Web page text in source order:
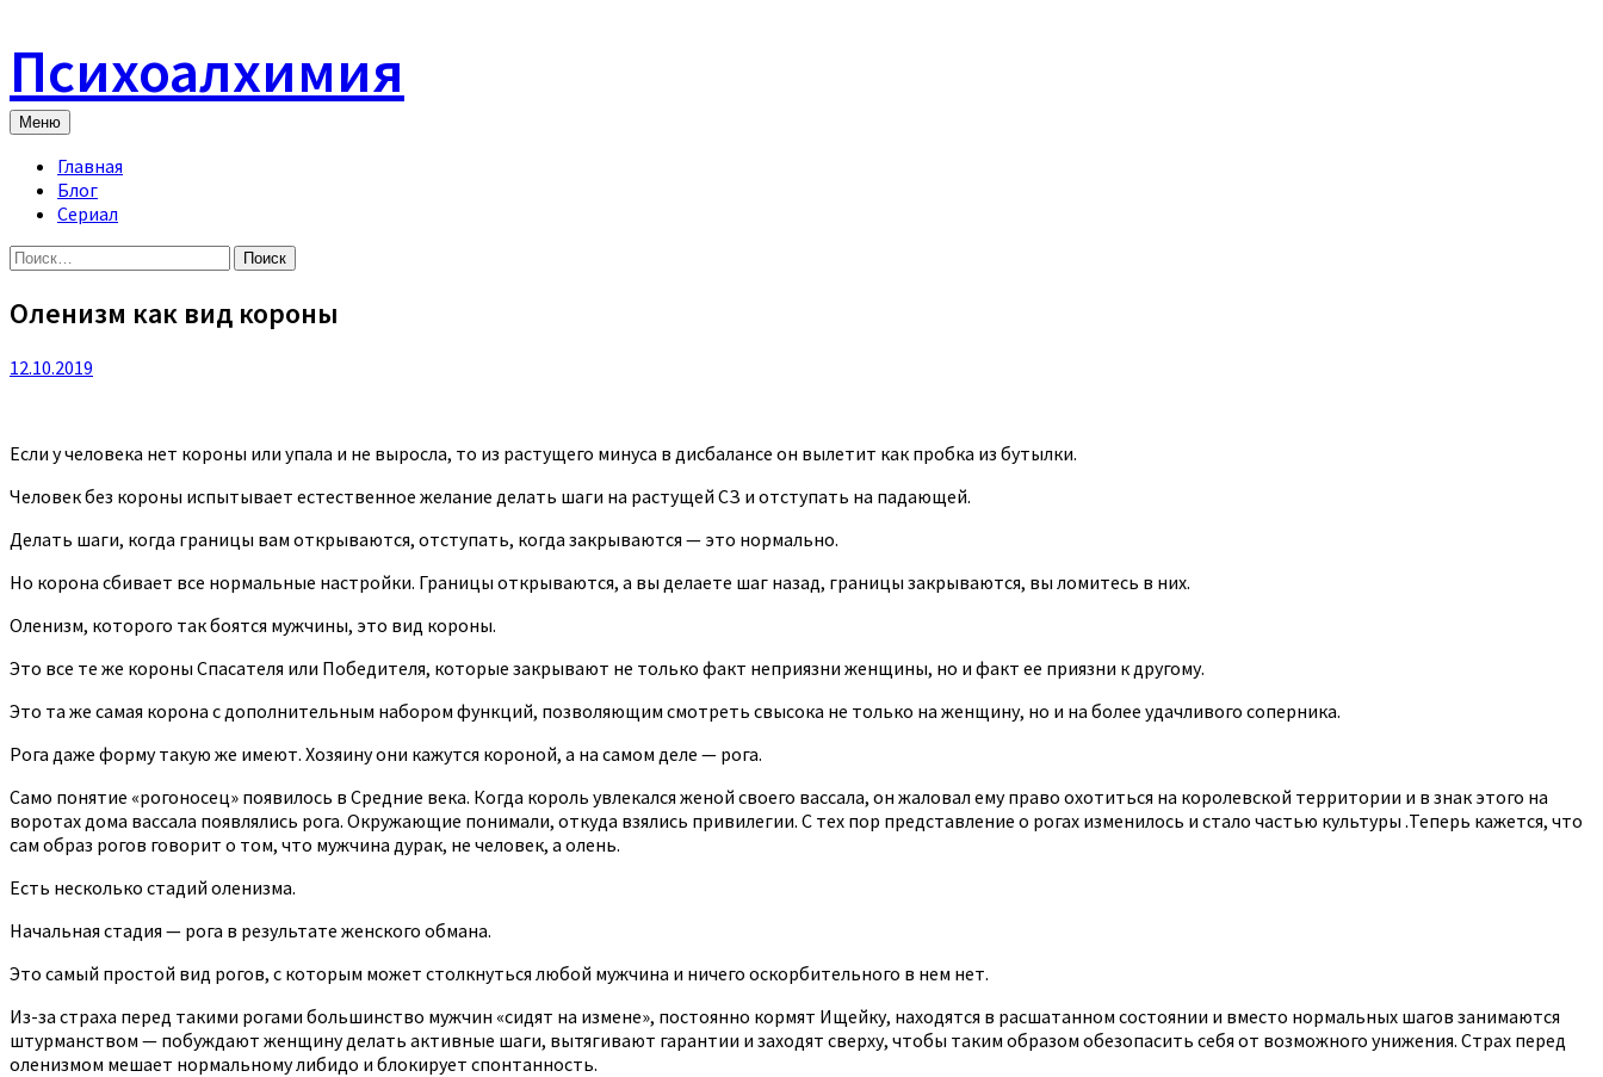
content
Психоалхимия
Меню
Главная
Блог
Сериал
Найти:
Оленизм как вид короны
12.10.2019
Если у человека нет короны или упала и не выросла, то из растущего минуса в дисбалансе он вылетит как пробка из бутылки.
Человек без короны испытывает естественное желание делать шаги на растущей СЗ и отступать на падающей.
Делать шаги, когда границы вам открываются, отступать, когда закрываются — это нормально.
Но корона сбивает все нормальные настройки. Границы открываются, а вы делаете шаг назад, границы закрываются, вы ломитесь в них.
Оленизм, которого так боятся мужчины, это вид короны.
Это все те же короны Спасателя или Победителя, которые закрывают не только факт неприязни женщины, но и факт ее приязни к другому.
Это та же самая корона с дополнительным набором функций, позволяющим смотреть свысока не только на женщину, но и на более удачливого соперника.
Рога даже форму такую же имеют. Хозяину они кажутся короной, а на самом деле — рога.
Само понятие «рогоносец» появилось в Средние века. Когда король увлекался женой своего вассала, он жаловал ему право охотиться на королевской территории и в знак этого на
воротах дома вассала появлялись рога. Окружающие понимали, откуда взялись привилегии. С тех пор представление о рогах изменилось и стало частью культуры .Теперь кажется, что
сам образ рогов говорит о том, что мужчина дурак, не человек, а олень.
Есть несколько стадий оленизма.
Начальная стадия — рога в результате женского обмана.
Это самый простой вид рогов, с которым может столкнуться любой мужчина и ничего оскорбительного в нем нет.
Из-за страха перед такими рогами большинство мужчин «сидят на измене», постоянно кормят Ищейку, находятся в расшатанном состоянии и вместо нормальных шагов занимаются
штурманством — побуждают женщину делать активные шаги, вытягивают гарантии и заходят сверху, чтобы таким образом обезопасить себя от возможного унижения. Страх перед
оленизмом мешает нормальному либидо и блокирует спонтанность.